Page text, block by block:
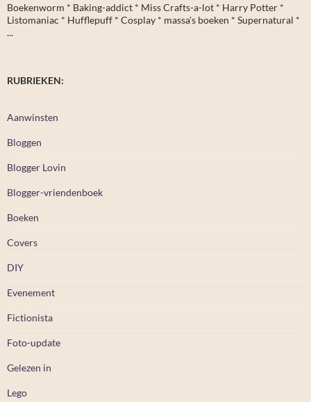
Boekenworm * Baking-addict * Miss Crafts-a-lot * Harry Potter *
Listomaniac * Hufflepuff * Cosplay * massa's boeken * Supernatural *
...
RUBRIEKEN:
Aanwinsten
Bloggen
Blogger Lovin
Blogger-vriendenboek
Boeken
Covers
DIY
Evenement
Fictionista
Foto-update
Gelezen in
Lego